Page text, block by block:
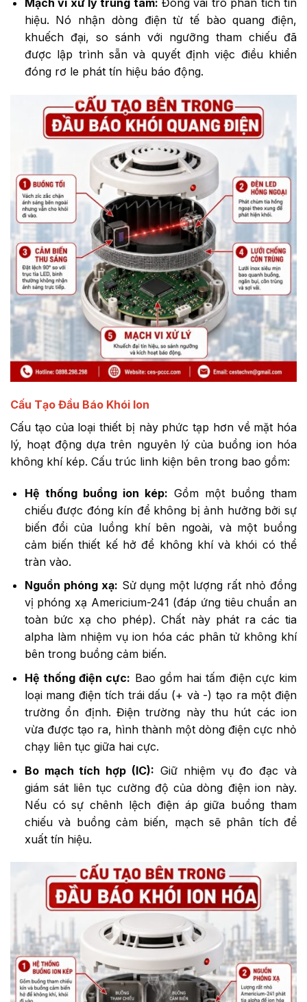
Mạch vi xử lý trung tâm: Đóng vai trò phân tích tín
hiệu. Nó nhận dòng điện từ tế bào quang điện,
khuếch đại, so sánh với ngưỡng tham chiếu đã
được lập trình sẵn và quyết định việc điều khiển
đóng rơ le phát tín hiệu báo động.
Cấu Tạo Đầu Báo Khói Ion
Cấu tạo của loại thiết bị này phức tạp hơn về mặt hóa
lý, hoạt động dựa trên nguyên lý của buồng ion hóa
không khí kép. Cấu trúc linh kiện bên trong bao gồm:
Hệ thống buồng ion kép: Gồm một buồng tham
chiếu được đóng kín để không bị ảnh hưởng bởi sự
biến đổi của luồng khí bên ngoài, và một buồng
cảm biến thiết kế hở để không khí và khói có thể
tràn vào.
Nguồn phóng xạ: Sử dụng một lượng rất nhỏ đồng
vị phóng xạ Americium-241 (đáp ứng tiêu chuẩn an
toàn bức xạ cho phép). Chất này phát ra các tia
alpha làm nhiệm vụ ion hóa các phân tử không khí
bên trong buồng cảm biến.
Hệ thống điện cực: Bao gồm hai tấm điện cực kim
loại mang điện tích trái dấu (+ và -) tạo ra một điện
trường ổn định. Điện trường này thu hút các ion
vừa được tạo ra, hình thành một dòng điện cực nhỏ
chạy liên tục giữa hai cực.
Bo mạch tích hợp (IC): Giữ nhiệm vụ đo đạc và
giám sát liên tục cường độ của dòng điện ion này.
Nếu có sự chênh lệch điện áp giữa buồng tham
chiếu và buồng cảm biến, mạch sẽ phân tích để
xuất tín hiệu.